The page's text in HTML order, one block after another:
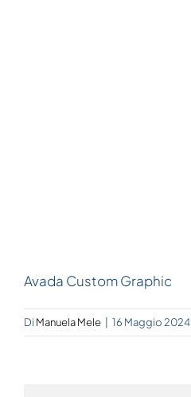
Avada Custom Graphic
Di Manuela Mele 16 Maggio 2024